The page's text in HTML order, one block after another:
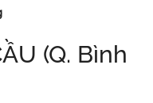
(Q. Bình